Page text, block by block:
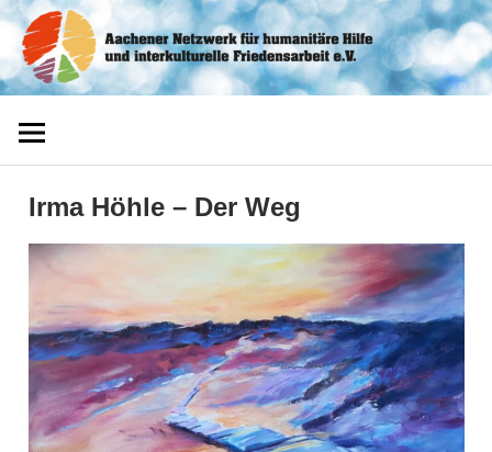
Zum
Inhalt
springen
Aachener
Netzwerk
Irma Höhle – Der Weg